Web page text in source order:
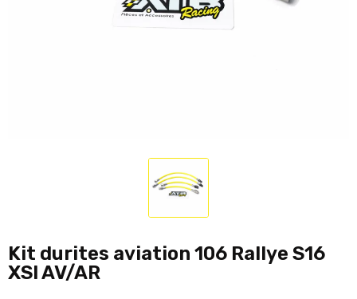
Kit durites aviation 106 Rallye S16
XSI AV/AR